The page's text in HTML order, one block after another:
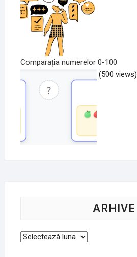
Comparația numerelor 0-100
(500 views)
ARHIVE
Arhive